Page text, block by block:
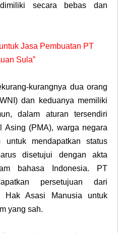
secara bebas dan
Jasa Pembuatan PT
Sula”
kurangnya dua orang
dan keduanya memiliki
dalam aturan tersendiri
Asing (PMA), warga negara
mendapatkan status
disetujui dengan akta
bahasa Indonesia. PT
persetujuan dari
Hak Asasi Manusia untuk
yang sah.